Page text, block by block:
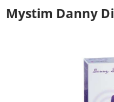
Mystim Danny